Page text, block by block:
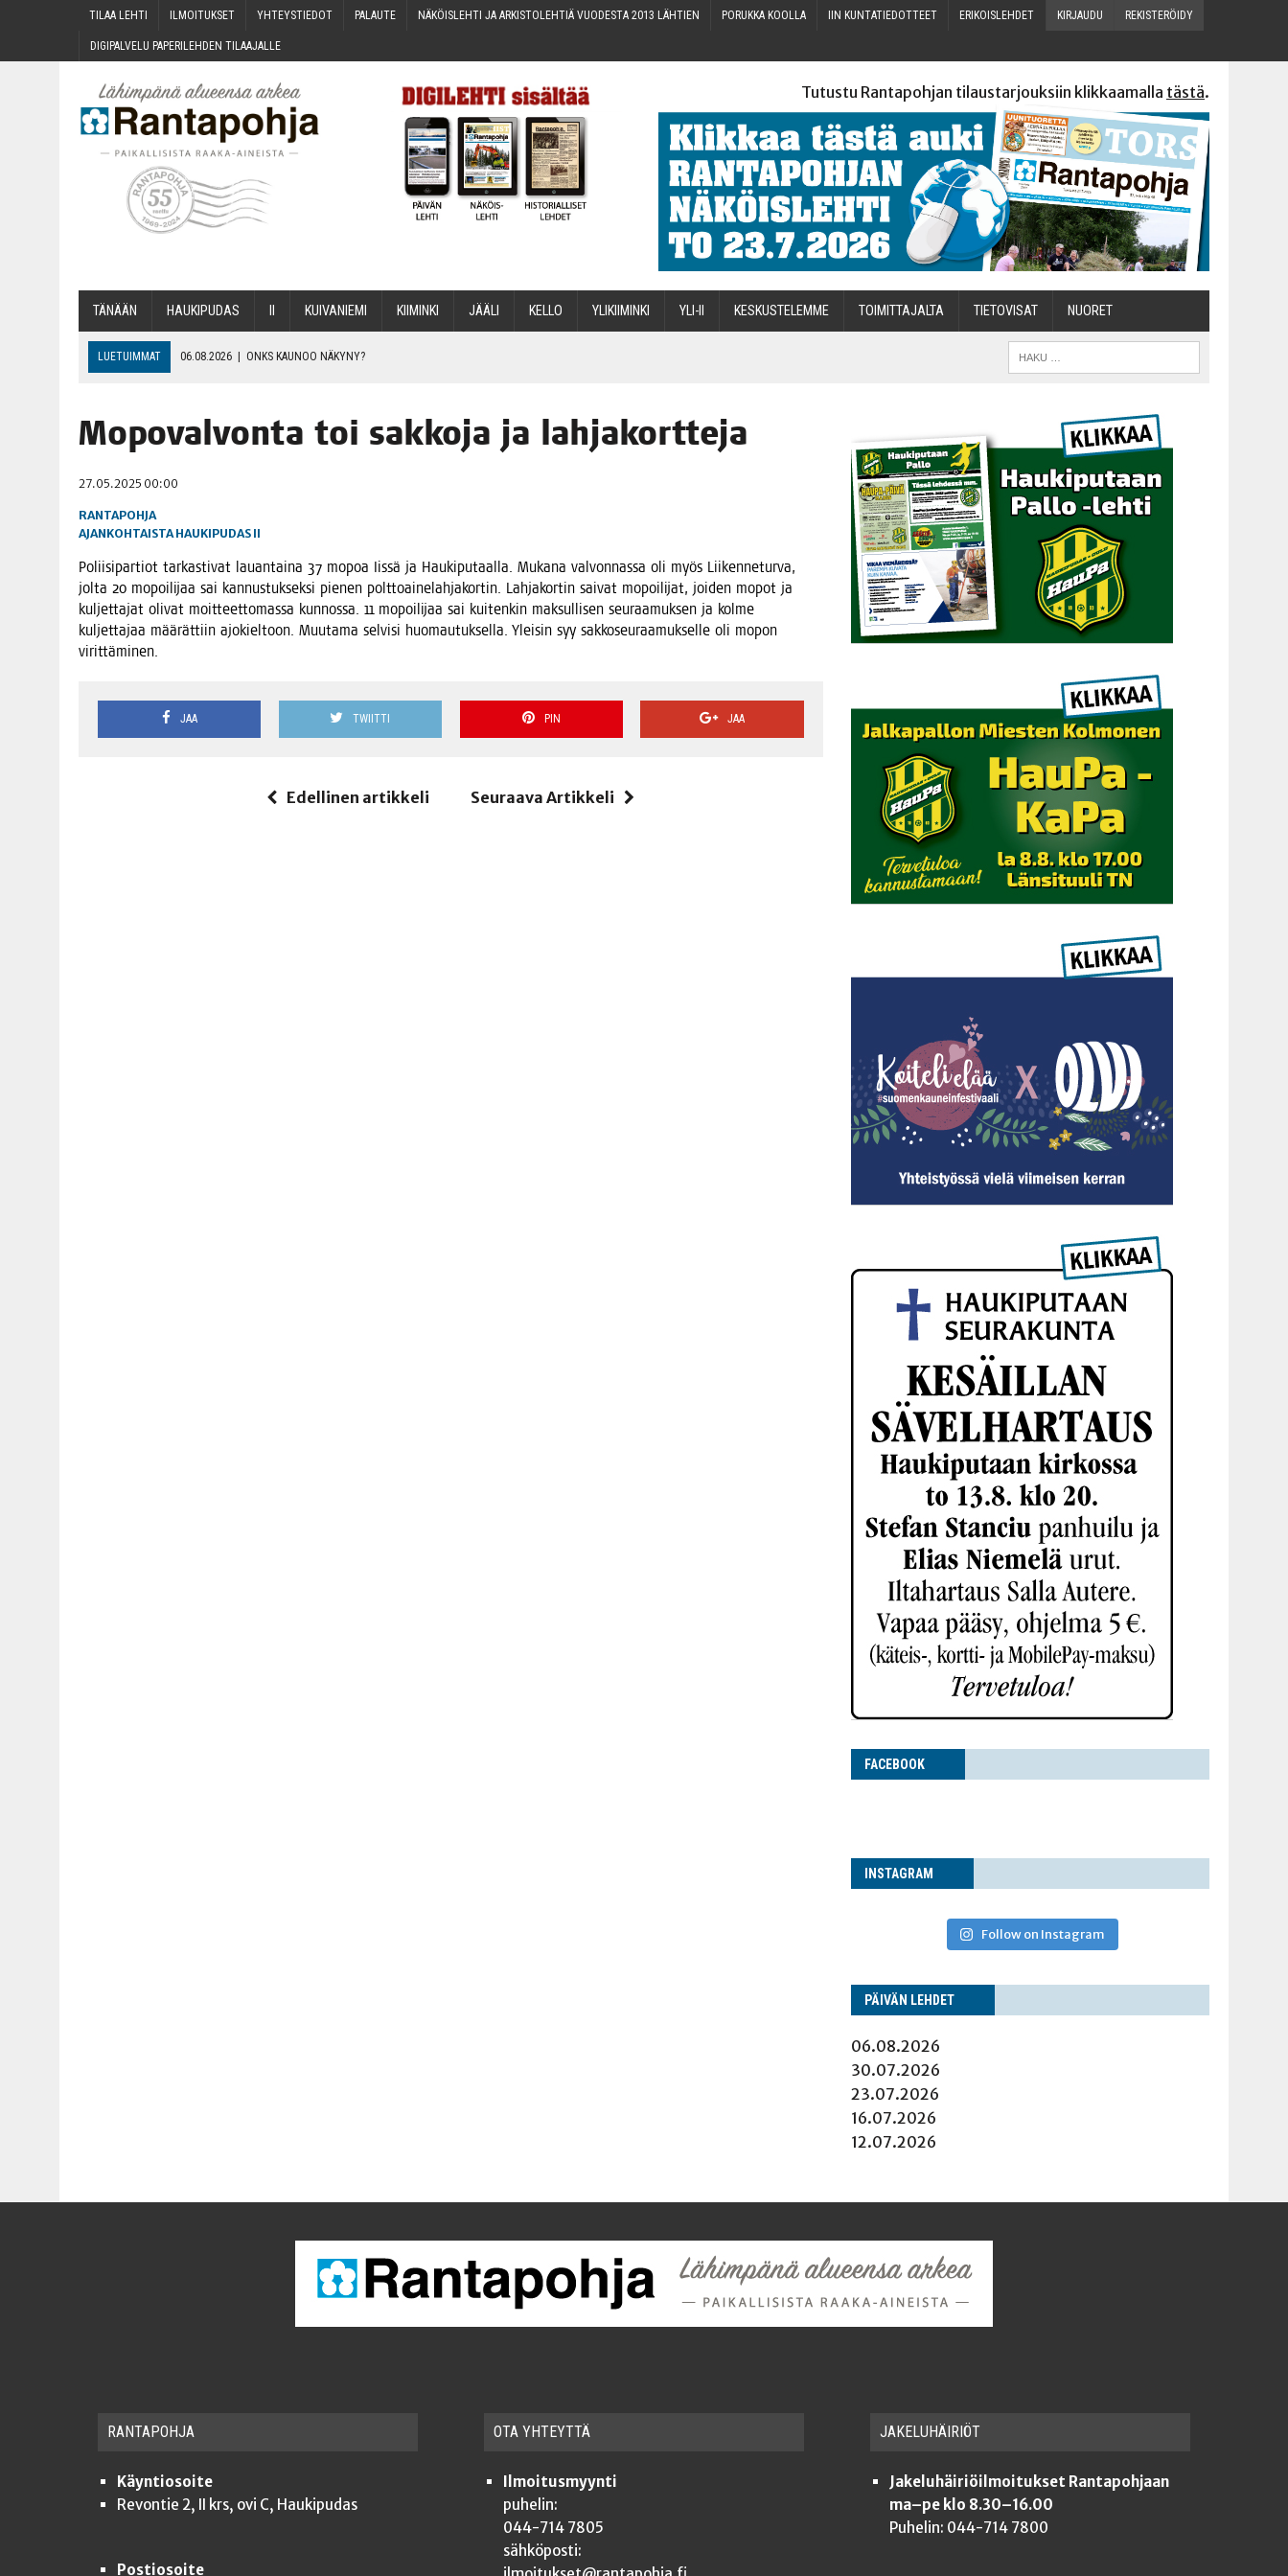
TILAA LEH­TI ILMOI­TUK­SET YHTEYS­TIE­DOT PALAU­TE NÄKÖIS­LEH­TI JA ARKIS­TO­LEH­TIÄ VUO­DES­TA 2013 LÄHTIEN PORUK­KA KOOLLA IIN KUN­TA­TIE­DOT­TEET ERI­KOIS­LEH­DET KIR­JAU­DU REKIS­TE­RÖI­DY
DIGI­PAL­VE­LU PAPE­RI­LEH­DEN TILAAJALLE
Tutustu Rantapohjan tilaustarjouksiin klikkaamalla tästä.
TÄNÄÄN HAU­KI­PU­DAS KUI­VA­NIE­MI KII­MIN­KI JÄÄ­LI KEL­LO YLI­KII­MIN­KI YLI-II KES­KUS­TE­LEM­ME TOI­MIT­TA­JAL­TA TIETOVISAT NUO­RET
LUETUIMMAT 06.08.2026 | ONKS KAU­NOO NÄKYNY?
06.08.2026 OPIN­TOI­HIN KAN­SA­LAIS­OPIS­TOS­SA VOI SAA­DA AVUSTUSTA
06.08.2026
06.08.2026 | KII­MIN­KI­PÄI­VÄT JÄR­JES­TE­TÄÄN PERIN­TEI­TÄ KUNNIOITTAEN
Mopo­val­von­ta toi sak­ko­ja ja lahjakortteja
27.05.2025 00:00
RANTAPOHJA
AJANKOHTAISTA HAUKIPUDAS II
Polii­si­par­tiot tar­kas­ti­vat lau­an­tai­na 37 mopoa Iis­sä ja Hau­ki­pu­taal­la. Muka­na val­von­nas­sa oli myös Lii­ken­ne­tur­va,
jol­ta 20 mopoi­li­jaa sai kan­nus­tuk­sek­si pie­nen polt­toai­ne­lah­ja­kor­tin. Lah­ja­kor­tin sai­vat mopoi­li­jat, joi­den mopot ja
kul­jet­ta­jat oli­vat moit­teet­to­mas­sa kun­nos­sa. 11 mopoi­li­jaa sai kui­ten­kin mak­sul­li­sen seu­raa­muk­sen ja kol­me
kul­jet­ta­jaa mää­rät­tiin ajo­kiel­toon. Muu­ta­ma sel­vi­si huo­mau­tuk­sel­la. Ylei­sin syy sak­ko­seu­raa­muk­sel­le oli mopon
virittäminen.
JAA TWIITTI PIN JAA
Edellinen artikkeli Seuraava Artikkeli
FACE­BOOK
INS­TA­GRAM
Follow on Instagram
PÄI­VÄN LEHDET
06.08.2026
30.07.2026
23.07.2026
16.07.2026
12.07.2026
RAN­TA­POH­JA
Käyntiosoite
Revontie 2, II krs, ovi C, Haukipudas
Postiosoite
OTA YHTEYT­TÄ
Ilmoitusmyynti
puhelin:
044-714 7805
sähköposti:
JAKE­LU­HÄI­RIÖT
Jakeluhäiriöilmoitukset Rantapohjaan
ma–pe klo 8.30–16.00
Puhelin: 044-714 7800